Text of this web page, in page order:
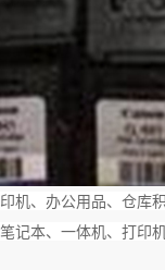
机、办公用品、仓库
记本、一体机、打印